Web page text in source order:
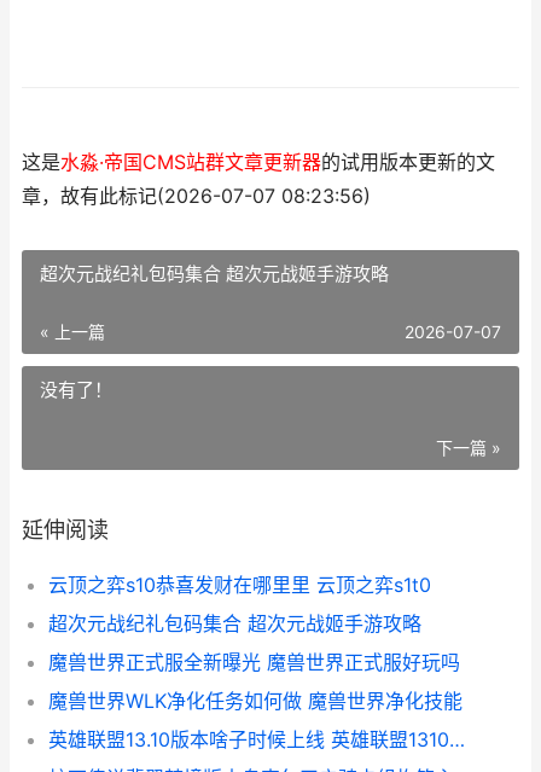
这是水淼·帝国CMS站群文章更新器的试用版本更新的文
章，故有此标记(2026-07-07 08:23:56)
超次元战纪礼包码集合 超次元战姬手游攻略
« 上一篇 2026-07-07
没有了！
下一篇 »
延伸阅读
云顶之弈s10恭喜发财在哪里里 云顶之弈s1t0
超次元战纪礼包码集合 超次元战姬手游攻略
魔兽世界正式服全新曝光 魔兽世界正式服好玩吗
魔兽世界WLK净化任务如何做 魔兽世界净化技能
英雄联盟13.10版本啥子时候上线 英雄联盟1310版本更新戏命师